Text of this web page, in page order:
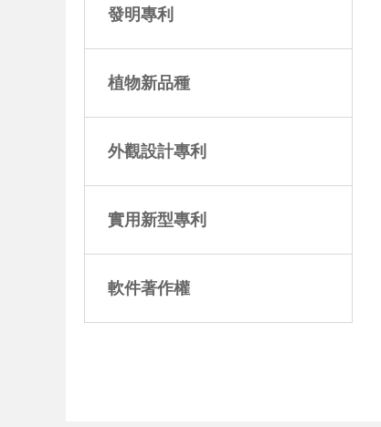
發明專利
植物新品種
外觀設計專利
實用新型專利
軟件著作權